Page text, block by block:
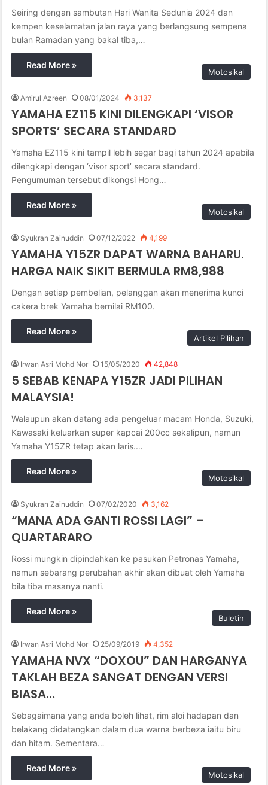
Seiring dengan sambutan Hari Wanita Sedunia 2024 dan
kempen keselamatan jalan raya yang berlangsung sempena
bulan Ramadan yang bakal tiba,…
Read More »
Motosikal
Amirul Azreen 08/01/2024 3,137
YAMAHA EZ115 KINI DILENGKAPI ‘VISOR
SPORTS’ SECARA STANDARD
Yamaha EZ115 kini tampil lebih segar bagi tahun 2024 apabila
dilengkapi dengan ‘visor sport’ secara standard.
Pengumuman tersebut dikongsi Hong…
Read More »
Motosikal
Syukran Zainuddin 07/12/2022 4,199
YAMAHA Y15ZR DAPAT WARNA BAHARU.
HARGA NAIK SIKIT BERMULA RM8,988
Dengan setiap pembelian, pelanggan akan menerima kunci
cakera brek Yamaha bernilai RM100.
Read More »
Artikel Pilihan
Irwan Asri Mohd Nor 15/05/2020 42,848
5 SEBAB KENAPA Y15ZR JADI PILIHAN
MALAYSIA!
Walaupun akan datang ada pengeluar macam Honda, Suzuki,
Kawasaki keluarkan super kapcai 200cc sekalipun, namun
Yamaha Y15ZR tetap akan laris.…
Read More »
Motosikal
Syukran Zainuddin 07/02/2020 3,162
“MANA ADA GANTI ROSSI LAGI” –
QUARTARARO
Rossi mungkin dipindahkan ke pasukan Petronas Yamaha,
namun sebarang perubahan akhir akan dibuat oleh Yamaha
bila tiba masanya nanti.
Read More »
Buletin
Irwan Asri Mohd Nor 25/09/2019 4,352
YAMAHA NVX “DOXOU” DAN HARGANYA
TAKLAH BEZA SANGAT DENGAN VERSI
BIASA…
Sebagaimana yang anda boleh lihat, rim aloi hadapan dan
belakang didatangkan dalam dua warna berbeza iaitu biru
dan hitam. Sementara…
Read More »
Motosikal